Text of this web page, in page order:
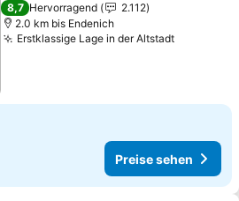
8,7 Hervorragend
2.112
2.0 km bis Endenich
Erstklassige Lage in der Altstadt
Preise sehen